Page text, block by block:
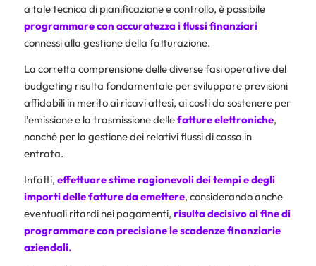
a tale tecnica di pianificazione e controllo, è possibile
programmare con accuratezza i flussi finanziari
connessi alla gestione della fatturazione.
La corretta comprensione delle diverse fasi operative del
budgeting risulta fondamentale per sviluppare previsioni
affidabili in merito ai ricavi attesi, ai costi da sostenere per
l’emissione e la trasmissione dellefatture elettroniche,
nonché per la gestione dei relativi flussi di cassa in
entrata.
Infatti, effettuare stime ragionevoli dei tempi e degli
importi delle fatture da emettere, considerando anche
eventuali ritardi nei pagamenti, risulta decisivo al fine di
programmare con precisione le scadenze finanziarie
aziendali.